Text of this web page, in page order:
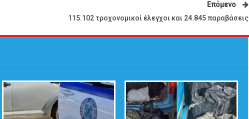
Επόμενο
115.102 τροχονομικοί έλεγχοι και 24.845 παραβάσεις